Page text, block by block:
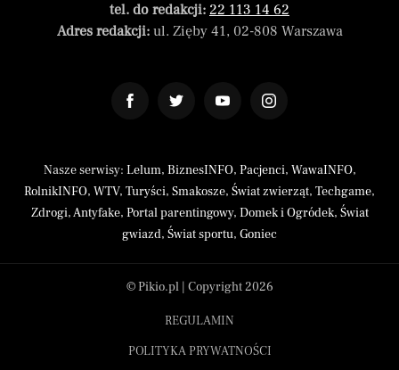
tel. do redakcji: 22 113 14 62
Adres redakcji:ul. Zięby 41, 02-808 Warszawa
Nasze serwisy: Lelum, BiznesINFO, Pacjenci, WawaINFO,
RolnikINFO, WTV, Turyści, Smakosze, Świat zwierząt, Techgame,
Zdrogi,Antyfake, Portal parentingowy, Domek i Ogródek, Świat
gwiazd, Świat sportu, Goniec
© Pikio.pl | Copyright 2026
REGULAMIN
POLITYKA PRYWATNOŚCI